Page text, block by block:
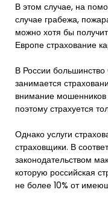
В этом случае, на
случае грабежа,
можно хотя бы
Европе страхование
В России
занимается
внимание мошенников
поэтому страхуется
Однако услуги
страховщики. В
законодательством
которую российская
не более 10% от